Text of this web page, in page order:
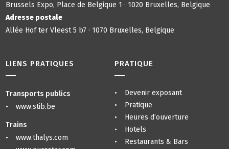
Brussels Expo, Place de Belgique 1 · 1020 Bruxelles, Belgique
Adresse postale
Allée Hof ter Vleest 5 b7 · 1070 Bruxelles, Belgique
LIENS PRATIQUES
Transports publics
www.stib.be
Trains
www.thalys.com
PRATIQUE
Devenir exposant
Pratique
Heures d’ouverture
Hotels
Restaurants & Bars